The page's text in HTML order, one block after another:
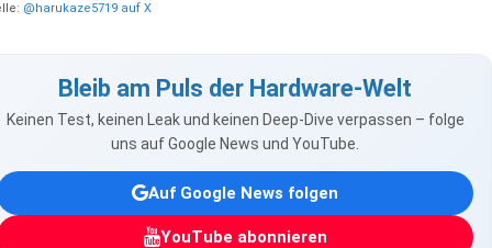
@harukaze5719 auf X
Bleib am Puls der Hardware-Welt
Keinen Test, keinen Leak und keinen Deep-Dive verpassen – folge
uns auf Google News und YouTube.
Auf Google News folgen
YouTube abonnieren